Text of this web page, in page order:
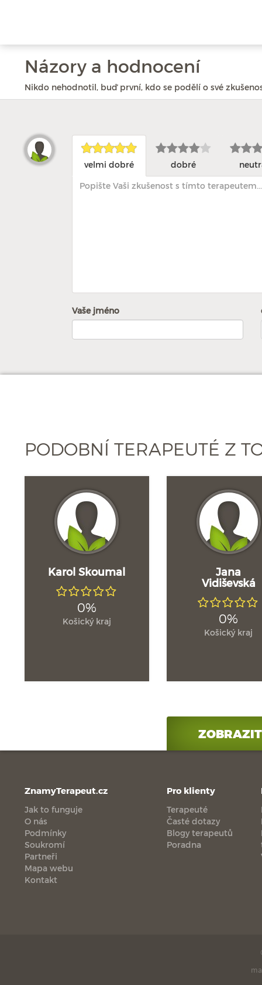
Názory a hodnocení
Nikdo nehodnotil, buď první, kdo se podělí o své
velmi dobré dobré
Vaše jméno
PODOBNÍ TERAPEUTÉ Z
Karol Skoumal
0%
Košický kraj
Jana
Vidiševská
0%
Košický kraj
ZnamyTerapeut.cz
Jak to funguje
O nás
Podmínky
Soukromí
Partneři
Mapa webu
Kontakt
Pro klienty
Terapeuté
Časté dotazy
Blogy terapeutů
Poradna